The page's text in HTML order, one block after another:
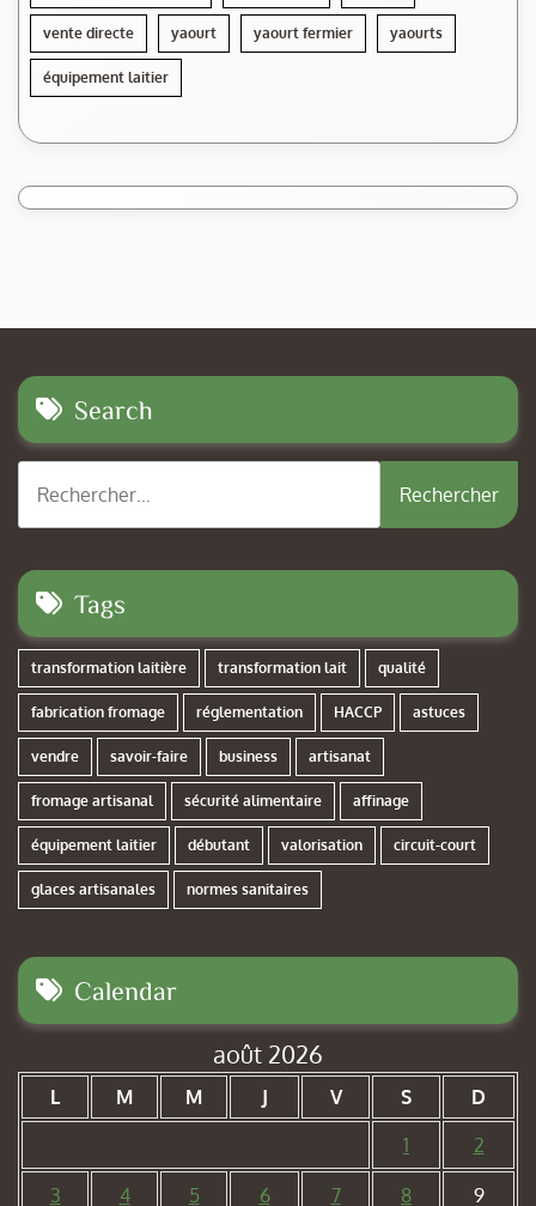
vente directe yaourt yaourt fermier yaourts
équipement laitier
Search
Tags
transformation laitière transformation lait qualité
fabrication fromage réglementation HACCP astuces
vendre savoir-faire business artisanat
fromage artisanal sécurité alimentaire affinage
équipement laitier débutant valorisation circuit-court
glaces artisanales normes sanitaires
Calendar
août 2026
L M M J V S
D
1
2
3 4 5 6 7 8 9